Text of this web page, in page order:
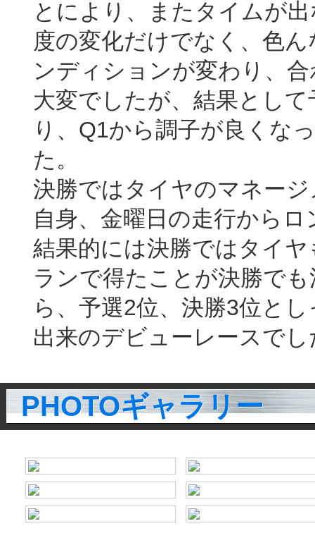
とにより、またタイムが
度の変化だけでなく、色
ンディションが変わり、
大変でしたが、結果とし
り、Q1から調子が良くな
た。
決勝ではタイヤのマネー
自身、金曜日の走行から
結果的には決勝ではタイ
ランで得たことが決勝で
ら、予選2位、決勝3位と
出来のデビューレースでし
PHOTOギャラリー